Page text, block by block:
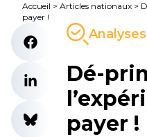
Accueil > Articles nationaux >
payer !
Dé-
payer !